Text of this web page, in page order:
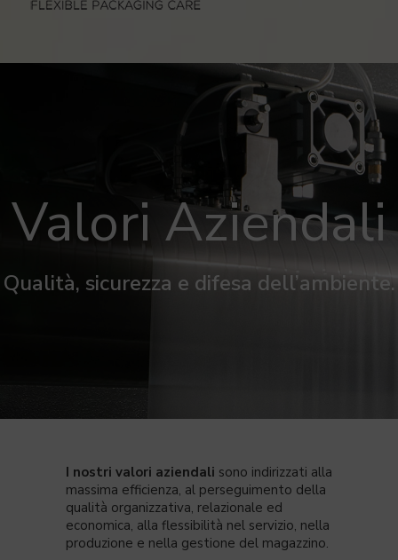
Valori Aziendali
Qualità, sicurezza e difesa dell’ambiente.
I nostri valori aziendali sono indirizzati alla
massima efficienza, al perseguimento della
qualità organizzativa, relazionale ed
economica, alla flessibilità nel servizio, nella
produzione e nella gestione del magazzino.